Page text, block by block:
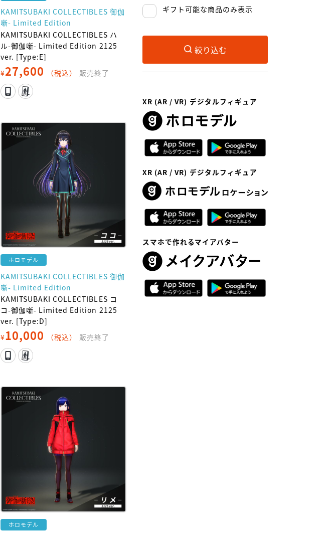
KAMITSUBAKI COLLECTIBLES 御伽
噺- Limited Edition
KAMITSUBAKI COLLECTIBLES ハ
ル-御伽噺- Limited Edition 2125
ver. [Type:E]
¥27,600 （税込） 販売終了
ホロモデル
KAMITSUBAKI COLLECTIBLES 御伽
噺- Limited Edition
KAMITSUBAKI COLLECTIBLES コ
コ-御伽噺- Limited Edition 2125
ver. [Type:D]
¥10,000 （税込） 販売終了
ホロモデル
ギフト可能な商品のみ表示
絞り込む
XR (AR / VR) デジタルフィギュア
XR (AR / VR) デジタルフィギュア
スマホで作れるマイアバター